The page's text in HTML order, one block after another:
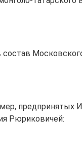
состав
предпринятых
Рюриковичей: